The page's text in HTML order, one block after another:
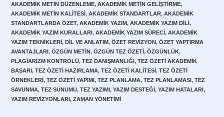
AKADEMIK METIN DÜZENLEME, AKADEMIK METIN GELIŞTIRME,
AKADEMIK METIN KALITESI, AKADEMIK STANDARTLAR, AKADEMIK
STANDARTLARDA ÖZET, AKADEMIK YAZIM, AKADEMIK YAZIM DILI,
AKADEMIK YAZIM KURALLARI, AKADEMIK YAZIM SÜRECI, AKADEMIK
YAZIM TEKNIKLERI, DIL VE ANLATIM, ÖZET REVIZYON, ÖZET YAPTIRMA
AVANTAJLARI, ÖZGÜN METIN, ÖZGÜN TEZ ÖZETI, ÖZGÜNLÜK,
PLAGIARIZM KONTROLÜ, TEZ DANIŞMANLIĞI, TEZ ÖZETI AKADEMIK
BAŞARI, TEZ ÖZETI HAZIRLAMA, TEZ ÖZETI KALITESI, TEZ ÖZETI
ÖRNEKLERI, TEZ ÖZETI YAPIMI, TEZ PLANLAMA, TEZ PLANLAMASI, TEZ
SAVUNMA, TEZ SUNUMU, TEZ YAZIMI, YAZIM DESTEĞI, YAZIM HATALARI,
YAZIM REVIZYONLARI, ZAMAN YÖNETIMI